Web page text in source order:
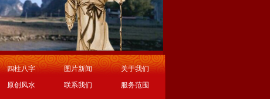
四柱八字 图片新闻
关于我们
原创风水 联系我们 服务范围